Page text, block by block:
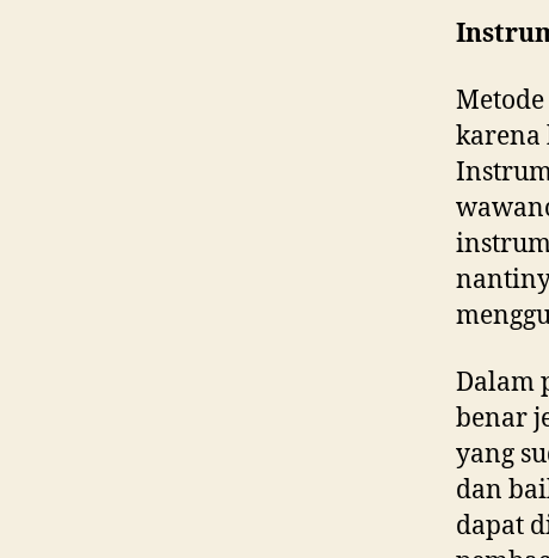
karena
Dalam
benar
yang
dan
dapat